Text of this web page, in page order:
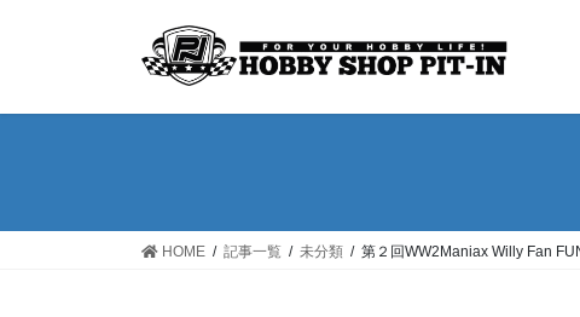
HOME 記事一覧 未分類 第２回WW2Maniax Willy Fan